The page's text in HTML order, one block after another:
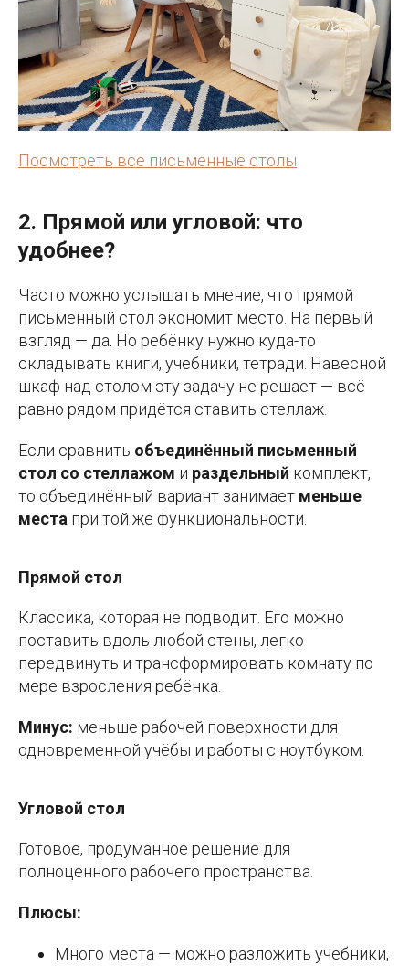
Посмотреть все письменные столы
2. Прямой или угловой: что
удобнее?
Часто можно услышать мнение, что прямой
письменный стол экономит место. На первый
взгляд — да. Но ребёнку нужно куда-то
складывать книги, учебники, тетради. Навесной
шкаф над столом эту задачу не решает — всё
равно рядом придётся ставить стеллаж.
Если сравнить объединённый письменный
стол со стеллажом и раздельный комплект,
то объединённый вариант занимает меньше
места при той же функциональности.
Прямой стол
Классика, которая не подводит. Его можно
поставить вдоль любой стены, легко
передвинуть и трансформировать комнату по
мере взросления ребёнка.
Минус: меньше рабочей поверхности для
одновременной учёбы и работы с ноутбуком.
Угловой стол
Готовое, продуманное решение для
полноценного рабочего пространства.
Плюсы:
Много места — можно разложить учебники,